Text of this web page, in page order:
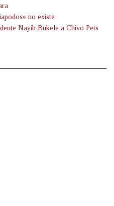
no existe
Nayib Bukele a Chivo Pets